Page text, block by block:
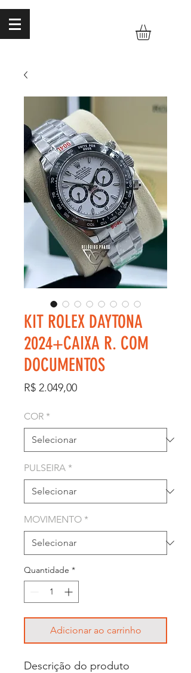
KIT ROLEX DAYTONA
2024+CAIXA R. COM
DOCUMENTOS
R$ 2.049,00Preço
COR *
PULSEIRA *
MOVIMENTO *
Quantidade *
Adicionar ao carrinho
Descrição do produto